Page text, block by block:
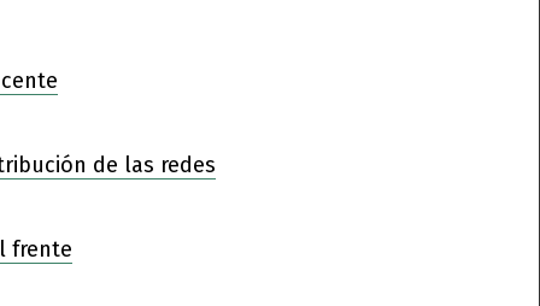
de las redes
frente